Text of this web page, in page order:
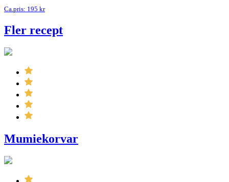
Ca.pris: 195 kr
Fler recept
Mumiekorvar